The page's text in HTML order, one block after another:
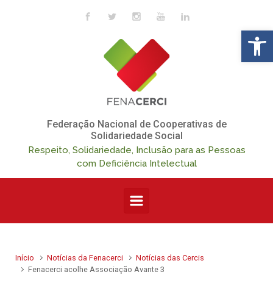
Federação Nacional de Cooperativas de
Solidariedade Social
Respeito, Solidariedade, Inclusão para as Pessoas
com Deficiência Intelectual
Início Notícias da Fenacerci
Notícias das Cercis
Fenacerci acolhe Associação Avante 3